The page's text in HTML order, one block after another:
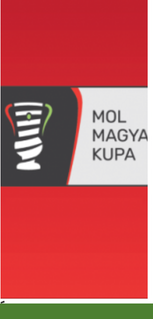
Így jutott tovább a